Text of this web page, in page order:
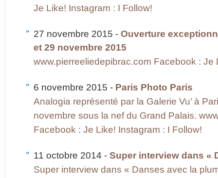
Je Like! Instagram : I Follow!
27 novembre 2015 - Ouverture
et 29 novembre 2015
www.pierreeliedepibrac.com Facebook : Je
6 novembre 2015 - Paris Photo Paris
Analogia représenté par la Galerie Vu’ à
novembre sous la nef du Grand Palais.
Facebook : Je Like! Instagram : I Follow!
11 octobre 2014 - Super interview dans «
Super interview dans « Danses avec la